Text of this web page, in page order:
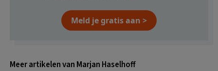
Meld je gratis aan >
Meer artikelen van Marjan Haselhoff